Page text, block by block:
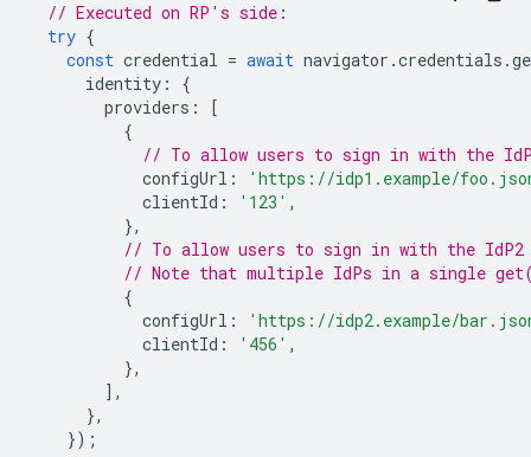
// Executed on RP's side:
try {
const credential = await navigator .credentials .
identity :
{
providers :
[
{
// To allow users to sign in with the
configUrl :
'https://idp1.example/
clientId : '123' ,
},
// To allow users to sign in with the IdP2
// Note that multiple IdPs in a single get()
{
configUrl :
'https://idp2.example/
clientId : '456' ,
},
],
},
});